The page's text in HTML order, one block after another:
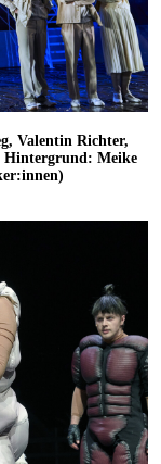
Valentin Richter,
Hintergrund: Meike